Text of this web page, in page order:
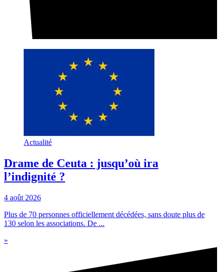
Actualité
Drame de Ceuta : jusqu’où ira
l’indignité ?
4 août 2026
Plus de 70 personnes officiellement décédées, sans doute plus de
130 selon les associations. De ...
»